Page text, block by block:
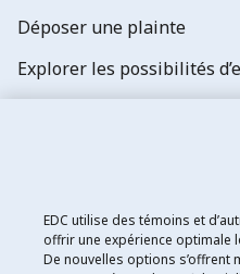
Déposer une plainte
Explorer les possibilités
EDC utilise des témoins et
offrir une expérience optimale
De nouvelles options s’offrent